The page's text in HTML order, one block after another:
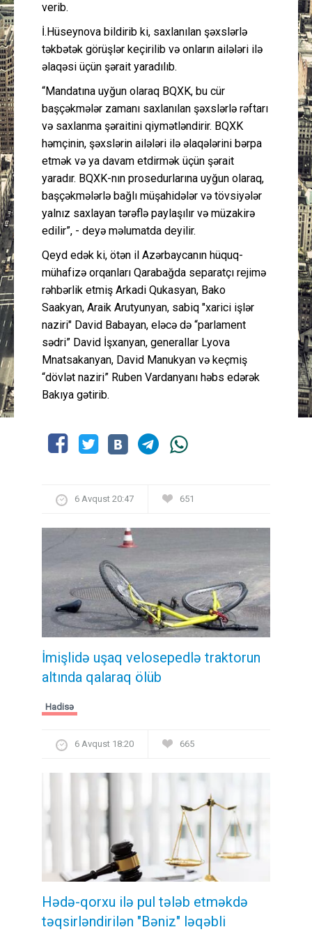
verib.
İ.Hüseynova bildirib ki, saxlanılan şəxslərlə
təkbətək görüşlər keçirilib və onların ailələri ilə
əlaqəsi üçün şərait yaradılıb.
“Mandatına uyğun olaraq BQXK, bu cür
başçəkmələr zamanı saxlanılan şəxslərlə rəftarı
və saxlanma şəraitini qiymətləndirir. BQXK
həmçinin, şəxslərin ailələri ilə əlaqələrini bərpa
etmək və ya davam etdirmək üçün şərait
yaradır. BQXK-nın prosedurlarına uyğun olaraq,
başçəkmələrlə bağlı müşahidələr və tövsiyələr
yalnız saxlayan tərəflə paylaşılır və müzakirə
edilir”, - deyə məlumatda deyilir.
Qeyd edək ki, ötən il Azərbaycanın hüquq-
mühafizə orqanları Qarabağda separatçı rejimə
rəhbərlik etmiş Arkadi Qukasyan, Bako
Saakyan, Araik Arutyunyan, sabiq "xarici işlər
naziri" David Babayan, eləcə də “parlament
sədri” David İşxanyan, generallar Lyova
Mnatsakanyan, David Manukyan və keçmiş
“dövlət naziri” Ruben Vardanyanı həbs edərək
Bakıya gətirib.
6 Avqust 20:47 651
İmişlidə uşaq velosepedlə traktorun
altında qalaraq ölüb
Hadisə
6 Avqust 18:20 665
Hədə-qorxu ilə pul tələb etməkdə
təqsirləndirilən "Bəniz" ləqəbli